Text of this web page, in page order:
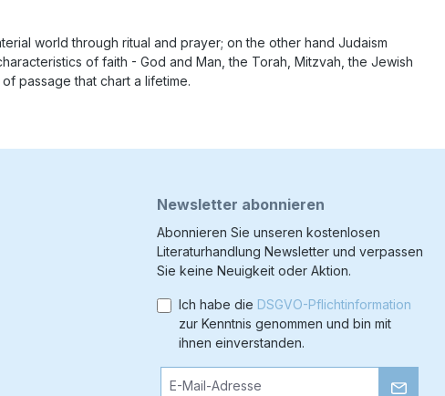
world through ritual and prayer; on the other hand Judaism
of faith - God and Man, the Torah, Mitzvah, the Jewish
passage that chart a lifetime.
Newsletter abonnieren
Abonnieren Sie unseren kostenlosen
Literaturhandlung Newsletter und verpassen
Sie keine Neuigkeit oder Aktion.
Ich habe die DSGVO-Pflichtinformation
zur Kenntnis genommen und bin mit
ihnen einverstanden.